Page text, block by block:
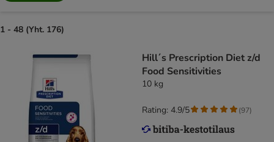
1 - 48 (Yht. 176)
Hill´s Prescription Diet z/d
Food Sensitivities
10 kg
Rating: 4.9/5 (97)